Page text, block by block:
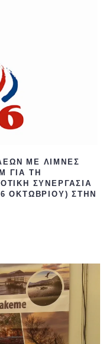
ΜΕ ΛΊΜΝΕΣ
ΓΙΑ ΤΗ
ΣΥΝΕΡΓΑΣΊΑ
ΟΚΤΩΒΡΊΟΥ) ΣΤΗΝ